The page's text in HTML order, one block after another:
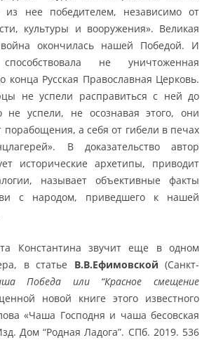
нее победителем, независимо от
культуры и вооружения». Великая
война окончилась нашей Победой. И
не уничтоженная
конца Русская Православная Церковь.
не успели расправиться с ней до
не успели, не осознавая этого, они
порабощения, а себя от гибели в печах
В доказательство автор
исторические архетипы, приводит
называет объективные факты
с народом, приведшего к нашей
Константина звучит еще в одном
в статье В.В.Ефимовской(Санкт-
Победа или “Красное смещение
новой книге этого известного
«Чаша Господня и чаша бесовская
Дом “Родная Ладога”. СПб. 2019. 536